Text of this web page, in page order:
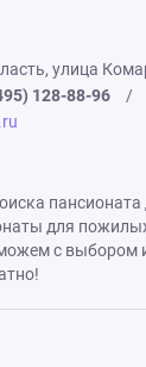
улица
128-88-96 /
для
с выбором